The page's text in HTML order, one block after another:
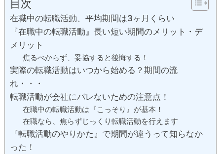
目次
在職中の転職活動、平均期間は3ヶ月くらい
『在職中の転職活動』長い短い期間のメリット・デ
メリット
焦るべからず、妥協すると後悔する！
実際の転職活動はいつから始める？期間の流
れ・・・
転職活動が会社にバレないための注意点！
在職中の転職活動は『こっそり』が基本！
在職なら、焦らずじっくり転職活動を行えます
『転職活動のやりかた』で期間が違うって知らなか
った！